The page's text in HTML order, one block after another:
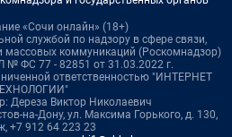
«Сочи онлайн» (18+)
службой по надзору в сфере связи,
массовых коммуникаций (Роскомнадзор)
№ ФС 77 - 82851 от 31.03.2022 г.
ответственностью "ИНТЕРНЕТ
Дереза Виктор Николаевич
на-Дону, ул. Максима Горького, д. 130,
+7 912 64 223 23